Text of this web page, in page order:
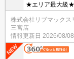
★エリア最大級★
望がありました
能！オンライン
問題ありません♪
可能になります
株式会社リブマックス
三宮店
情報更新日 2026/08/08